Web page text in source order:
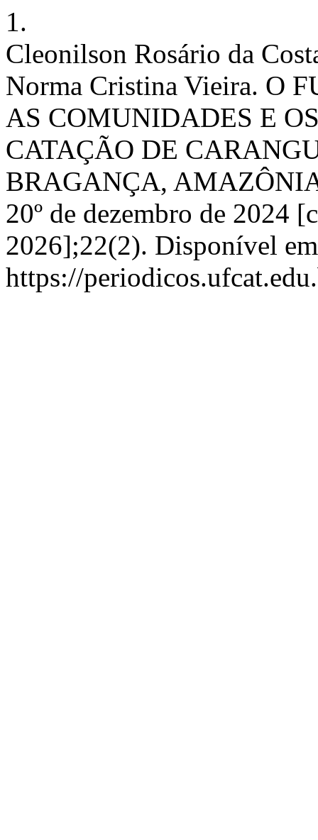
1.
Cleonilson Rosário da
Norma Cristina Vieira. O
AS COMUNIDADES E
CATAÇÃO DE
BRAGANÇA,
20º de dezembro de 2024
2026];22(2). Disponível
https://